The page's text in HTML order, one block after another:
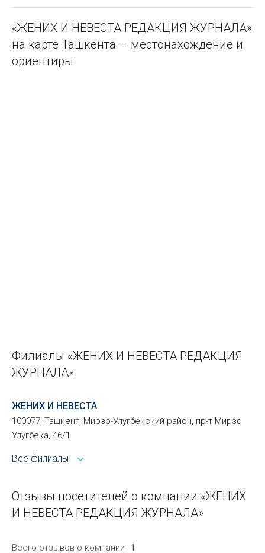
«ЖЕНИХ И НЕВЕСТА РЕДАКЦИЯ ЖУРНАЛА»
на карте Ташкента — местонахождение и
ориентиры
Филиалы «ЖЕНИХ И НЕВЕСТА РЕДАКЦИЯ
ЖУРНАЛА»
ЖЕНИХ И НЕВЕСТА
100077, Ташкент, Мирзо-Улугбекский район, пр-т Мирзо
Улугбека, 46/1
Все филиалы
Отзывы посетителей о компании «ЖЕНИХ
И НЕВЕСТА РЕДАКЦИЯ ЖУРНАЛА»
Всего отзывов о компании 1